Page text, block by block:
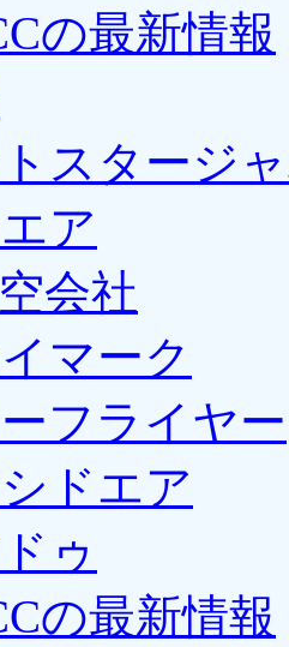
の最新情報
スタージ
ア
会社
マーク
フライヤー
ドエア
ゥ
の最新情報